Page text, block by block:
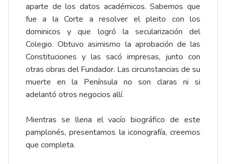
aparte de los datos académicos. Sabemos que
fue a la Corte a resolver el pleito con los
dominicos y que logró la secularización del
Colegio. Obtuvo asimismo la aprobación de las
Constituciones y las sacó impresas, junto con
otras obras del Fundador. Las circunstancias de su
muerte en la Península no son claras ni si
adelantó otros negocios allí.
Mientras se llena el vacío biográfico de este
pamplonés, presentamos la iconografía, creemos
que completa.